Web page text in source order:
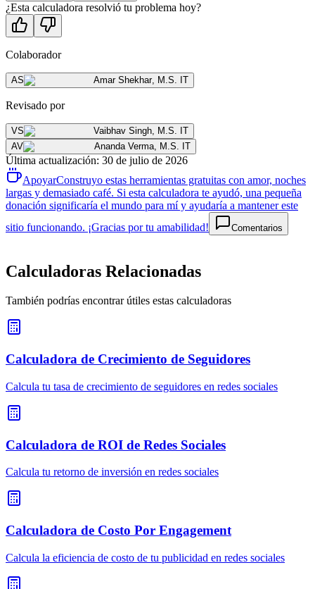
¿Esta calculadora resolvió tu problema hoy?
Colaborador
AS Amar Shekhar, M.S. IT
Revisado por
VS Vaibhav Singh M.S. IT
AV
Ananda Verma M.S. IT
Última actualización: 30 de julio de 2026
ApoyarConstruyo estas herramientas gratuitas con amor, noches
largas y demasiado café. Si esta calculadora te ayudó, una pequeña
donación significaría el mundo para mí y ayudaría a mantener este
sitio funcionando. ¡Gracias por tu amabilidad!
Comentarios
Calculadoras Relacionadas
También podrías encontrar útiles estas calculadoras
Calculadora de Crecimiento de Seguidores
Calcula tu tasa de crecimiento de seguidores en redes sociales
Calculadora de ROI de Redes Sociales
Calcula tu retorno de inversión en redes sociales
Calculadora de Costo Por Engagement
Calcula la eficiencia de costo de tu publicidad en redes sociales